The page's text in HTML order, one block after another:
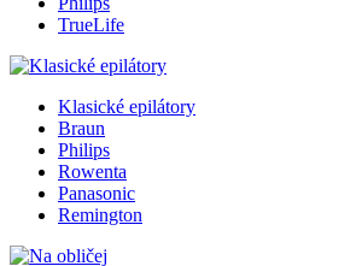
TrueLife
Klasické epilátory
Braun
Philips
Rowenta
Panasonic
Remington